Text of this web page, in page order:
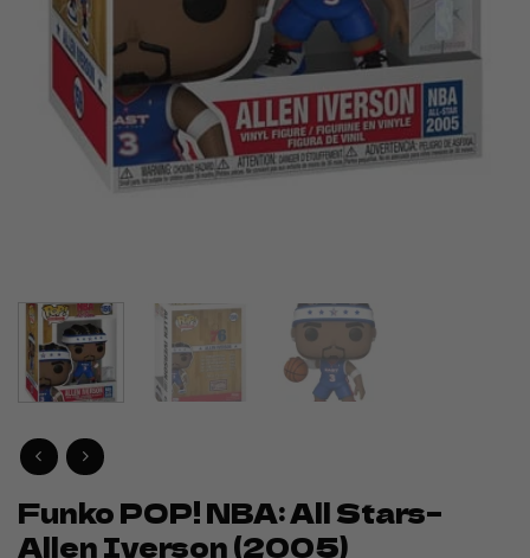
Funko POP! NBA: All Stars–
Allen Iverson (2005)